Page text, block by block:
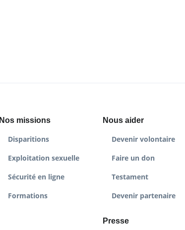
Nos missions
Disparitions
Exploitation sexuelle
Sécurité en ligne
Formations
Nous aider
Devenir volontaire
Faire un don
Testament
Devenir partenaire
Presse